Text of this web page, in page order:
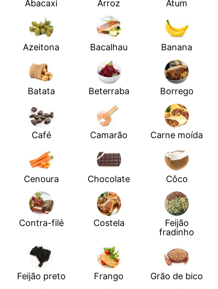
Abacaxi Arroz Atum
Azeitona Bacalhau Banana
Batata Beterraba Borrego
Café Camarão Carne moída
Cenoura Chocolate Côco
Contra-filé Costela
Feijão
fradinho
Feijão preto Frango Grão de bico